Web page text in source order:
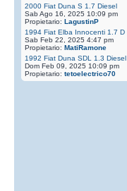
2000 Fiat Duna S 1.7 Diesel
Sab Ago 16, 2025 10:09 pm
Propietario: LagustinP
1994 Fiat Elba Innocenti 1.7 D
Sab Feb 22, 2025 4:47 pm
Propietario: MatiRamone
1992 Fiat Duna SDL 1.3 Diesel
Dom Feb 09, 2025 10:09 pm
Propietario: tetoelectrico70